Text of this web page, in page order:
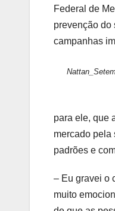
Federal de
prevenção do
campanhas
para ele, que
mercado pela
padrões e
– Eu gravei o
muito